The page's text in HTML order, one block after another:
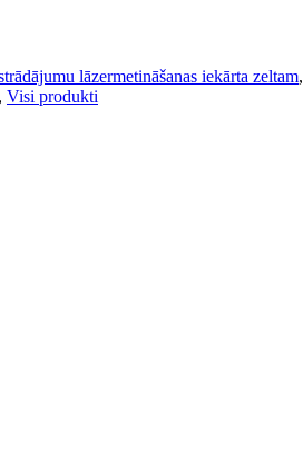
lāzermetināšanas iekārta zeltam,
Visi produkti